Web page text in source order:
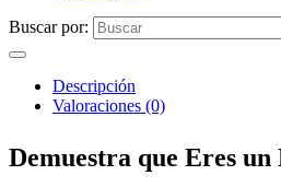
Buscar por:
Descripción
Valoraciones (0)
Demuestra que Eres un